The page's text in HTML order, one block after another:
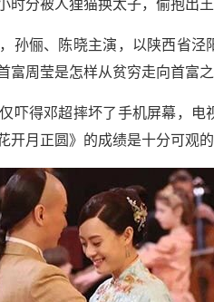
时分被人狸猫换太子，偷抱出
孙俪、陈晓主演，以陕西省
富周莹是怎样从贫穷走向首富之
吓得邓超摔坏了手机屏幕，
月正圆》的成绩是十分可观的